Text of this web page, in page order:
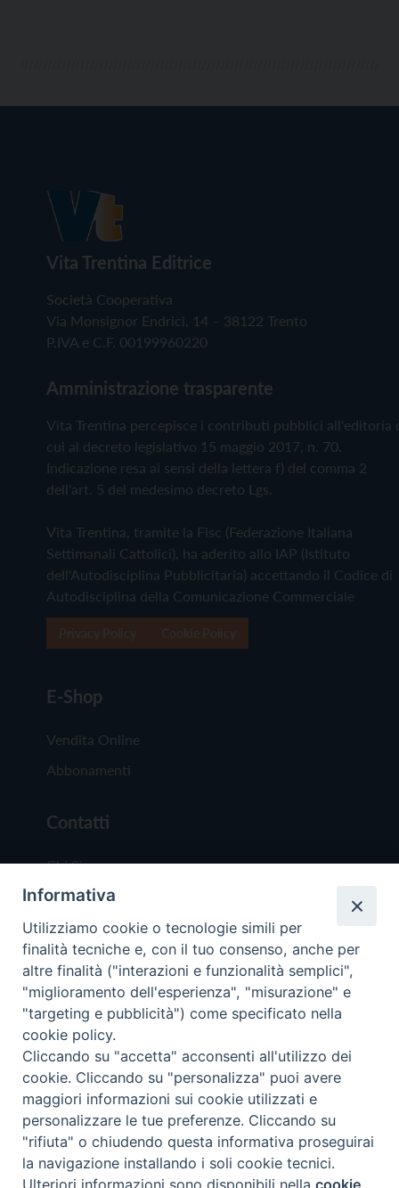
Vita Trentina Editrice
Società Cooperativa
Via Monsignor Endrici, 14 – 38122 Trento
P.IVA e C.F. 00199960220
Amministrazione trasparente
Vita Trentina percepisce i contributi pubblici all'editoria
cui al decreto legislativo 15 maggio 2017, n. 70.
Indicazione resa ai sensi della lettera f) del comma 2
dell'art. 5 del medesimo decreto Lgs.
Vita Trentina, tramite la Fisc (Federazione Italiana
Settimanali Cattolici), ha aderito allo IAP (Istituto
dell'Autodisciplina Pubblicitaria) accettando il Codice di
Autodisciplina della Comunicazione Commerciale
E-Shop
Vendita Online
Abbonamenti
Contatti
Chi Siamo
Redazione
Scrivici
Copyright © 2019 - Tutti i diritti riservati - Vita
Trentina Editrice
Privacy Policy
Torna
Informativa
Utilizziamo cookie o tecnologie simili per
finalità tecniche e, con il tuo consenso, anche per
altre finalità ("interazioni e funzionalità semplici",
"miglioramento dell'esperienza", "misurazione" e
"targeting e pubblicità") come specificato nella
cookie policy.
Cliccando su "accetta" acconsenti all'utilizzo dei
cookie. Cliccando su "personalizza" puoi avere
maggiori informazioni sui cookie utilizzati e
personalizzare le tue preferenze. Cliccando su
"rifiuta" o chiudendo questa informativa proseguirai
la navigazione installando i soli cookie tecnici.